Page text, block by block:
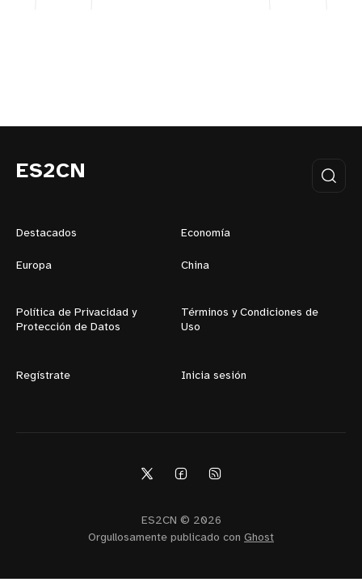
ES2CN
Destacados Economía
Europa China
Política de Privacidad y
Protección de Datos
Términos y Condiciones de
Uso
Regístrate Inicia sesión
ES2CN © 2026
Orgullosamente publicado con Ghost